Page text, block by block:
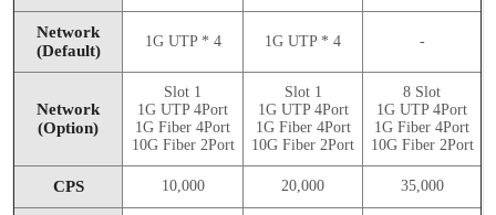
Network
(Default)
1G UTP * 4 1G UTP * 4 -
Network
(Option)
Slot 1
1G UTP 4Port
1G Fiber 4Port
10G Fiber 2Port
Slot 1
1G UTP 4Port
1G Fiber 4Port
10G Fiber 2Port
8 Slot
1G UTP 4Port
1G Fiber 4Port
10G Fiber 2Port
CPS 10,000 20,000 35,000